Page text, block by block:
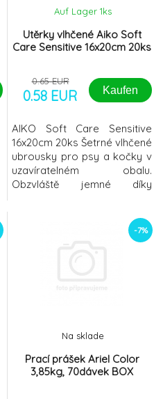
Utěrky vlhčené Aiko Soft
Care Sensitive 16x20cm 20ks
Auf Lager 1ks
0.65 EUR
0.58 EUR Kaufen
AIKO Soft Care Sensitive
16x20cm 20ks Šetrné vlhčené
ubrousky pro psy a kočky v
uzavíratelném obalu.
Obzvláště jemné díky
domácí zvířataIdeální na
cestyPro rychlé a jemné
-7%
Prací prášek Ariel Color
3,85kg, 70dávek BOX
Na sklade